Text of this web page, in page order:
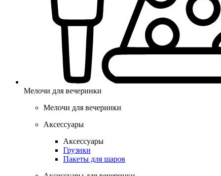
Мелочи для вечеринки
Мелочи для вечеринки
Аксессуары
Аксессуары
Грузики
Пакеты для шаров